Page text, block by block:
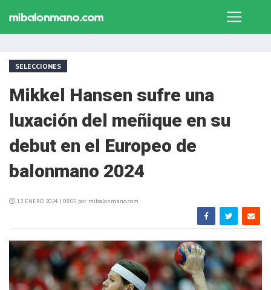
SELECCIONES
Mikkel Hansen sufre una
luxación del meñique en su
debut en el Europeo de
balonmano 2024
12 ENERO 2024 | 08:05 por mibalonmano.com